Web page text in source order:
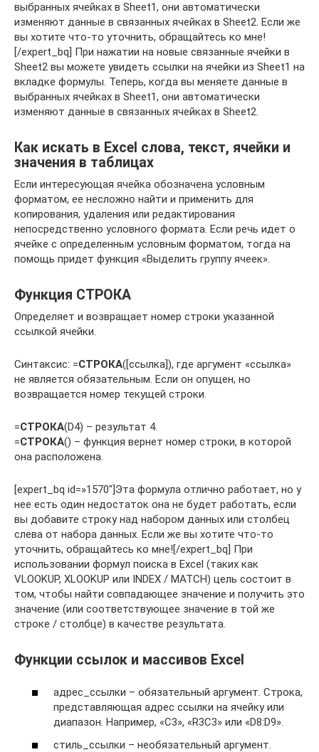
выбранных ячейках в Sheet1, они автоматически
изменяют данные в связанных ячейках в Sheet2. Если же
вы хотите что-то уточнить, обращайтесь ко мне!
[/expert_bq] При нажатии на новые связанные ячейки в
Sheet2 вы можете увидеть ссылки на ячейки из Sheet1 на
вкладке формулы. Теперь, когда вы меняете данные в
выбранных ячейках в Sheet1, они автоматически
изменяют данные в связанных ячейках в Sheet2.
Как искать в Excel слова, текст, ячейки и
значения в таблицах
Если интересующая ячейка обозначена условным
форматом, ее несложно найти и применить для
копирования, удаления или редактирования
непосредственно условного формата. Если речь идет о
ячейке с определенным условным форматом, тогда на
помощь придет функция «Выделить группу ячеек».
Функция СТРОКА
Определяет и возвращает номер строки указанной
ссылкой ячейки.
Синтаксис: =СТРОКА([ссылка]), где аргумент «ссылка»
не является обязательным. Если он опущен, но
возвращается номер текущей строки.
=СТРОКА(D4) – результат 4.
=СТРОКА() – функция вернет номер строки, в которой
она расположена.
[expert_bq id=»1570″]Эта формула отлично работает, но у
нее есть один недостаток она не будет работать, если
вы добавите строку над набором данных или столбец
слева от набора данных. Если же вы хотите что-то
уточнить, обращайтесь ко мне![/expert_bq] При
использовании формул поиска в Excel (таких как
VLOOKUP, XLOOKUP или INDEX / MATCH) цель состоит в
том, чтобы найти совпадающее значение и получить это
значение (или соответствующее значение в той же
строке / столбце) в качестве результата.
Функции ссылок и массивов Excel
адрес_ссылки – обязательный аргумент. Строка,
представляющая адрес ссылки на ячейку или
диапазон. Например, «C3», «R3C3» или «D8:D9».
стиль_ссылки – необязательный аргумент.